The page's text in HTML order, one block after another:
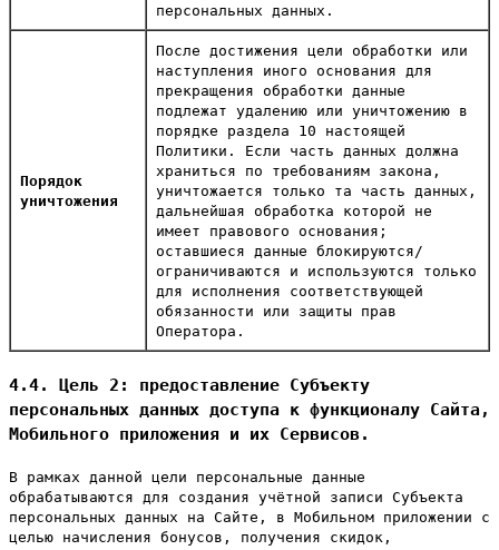
персональных данных.
Порядок
уничтожения
После достижения цели обработки или
наступления иного основания для
прекращения обработки данные
подлежат удалению или уничтожению в
порядке раздела 10 настоящей
Политики. Если часть данных должна
храниться по требованиям закона,
уничтожается только та часть данных,
дальнейшая обработка которой не
имеет правового основания;
оставшиеся данные блокируются/
ограничиваются и используются только
для исполнения соответствующей
обязанности или защиты прав
Оператора.
4.4. Цель 2: предоставление Субъекту
персональных данных доступа к функционалу Сайта,
Мобильного приложения и их Сервисов.
В рамках данной цели персональные данные
обрабатываются для создания учётной записи Субъекта
персональных данных на Сайте, в Мобильном приложении с
целью начисления бонусов, получения скидок,